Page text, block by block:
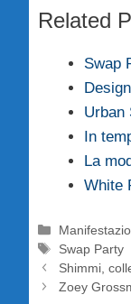
Related
Swap
Urban
In
La
White
Categorie
Tag
Swap Party
Shimmi,
Zoey